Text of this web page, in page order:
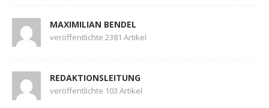
MAXIMILIAN BENDEL
veröffentlichte 2381 Artikel
REDAKTIONSLEITUNG
veröffentlichte 103 Artikel